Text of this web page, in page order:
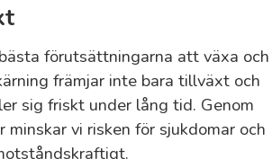
förutsättningarna att växa och
främjar inte bara tillväxt och
sig friskt under lång tid. Genom
vi risken för sjukdomar och